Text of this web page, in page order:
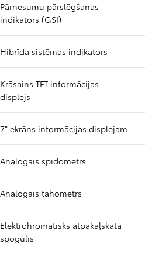
Pārnesumu pārslēgšanas
indikators (GSI)
Hibrīda sistēmas indikators
Krāsains TFT informācijas
displejs
7" ekrāns informācijas displejam
Analogais spidometrs
Analogais tahometrs
Elektrohromatisks atpakaļskata
spogulis